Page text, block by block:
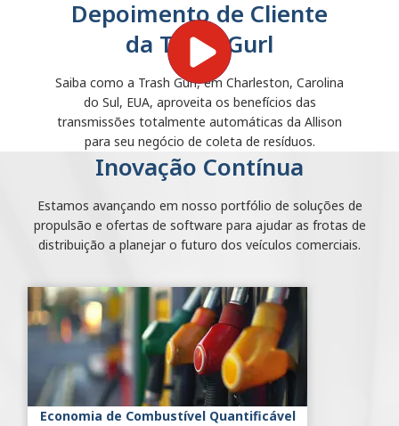
Depoimento de Cliente
da Trash Gurl
Saiba como a Trash Gurl, em Charleston, Carolina
do Sul, EUA, aproveita os benefícios das
transmissões totalmente automáticas da Allison
para seu negócio de coleta de resíduos.
Inovação Contínua
Estamos avançando em nosso portfólio de soluções de
propulsão e ofertas de software para ajudar as frotas de
distribuição a planejar o futuro dos veículos comerciais.
Economia de Combustível Quantificável